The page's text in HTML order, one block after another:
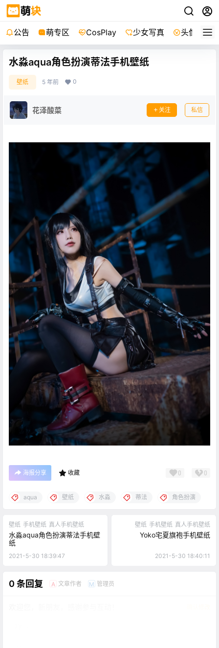
公告 萌专区 CosPlay 少女写真 头像
水淼aqua角色扮演蒂法手机壁纸
壁纸 5 年前 0
花泽酸菜 关注 私信
海报分享 收藏 0 0
aqua 壁纸 水淼 蒂法 角色扮演
壁纸 手机壁纸 真人手机壁纸
水淼aqua角色扮演蒂法手机壁
纸
2021-5-30 18:39:47
壁纸 手机壁纸 真人手机壁纸
Yoko宅夏旗袍手机壁纸
2021-5-30 18:40:11
0 条回复 A 文章作者 M 管理员